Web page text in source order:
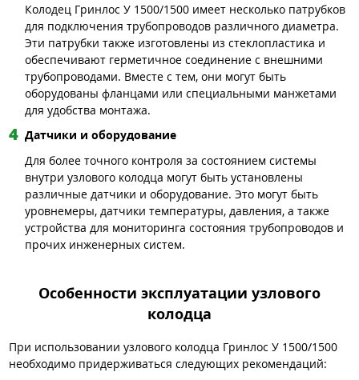
Колодец Гринлос У 1500/1500 имеет несколько патрубков
для подключения трубопроводов различного диаметра.
Эти патрубки также изготовлены из стеклопластика и
обеспечивают герметичное соединение с внешними
трубопроводами. Вместе с тем, они могут быть
оборудованы фланцами или специальными манжетами
для удобства монтажа.
Датчики и оборудование
Для более точного контроля за состоянием системы
внутри узлового колодца могут быть установлены
различные датчики и оборудование. Это могут быть
уровнемеры, датчики температуры, давления, а также
устройства для мониторинга состояния трубопроводов и
прочих инженерных систем.
Особенности эксплуатации узлового
колодца
При использовании узлового колодца Гринлос У 1500/1500
необходимо придерживаться следующих рекомендаций: